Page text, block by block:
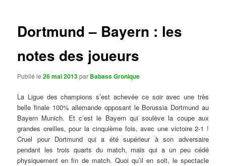
Dortmund – Bayern : les
notes des joueurs
Publié le26 mai 2013par Babass Gronique
La Ligue des champions s’est achevée ce soir avec une très
belle finale 100% allemande opposant le Borussia Dortmund au
Bayern Munich. Et c’est le Bayern qui soulève la coupe aux
grandes oreilles, pour la cinquième fois, avec une victoire 2-1 !
Cruel pour Dortmund qui a été supérieur à son adversaire
pendant les trois quarts du match, mais qui a un peu cédé
physiquement en fin de match. Quoi qu’il en soit, le spectacle